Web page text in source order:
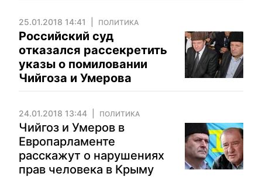
25.01.2018 14:41 ПОЛИТИКА
Российский суд
отказался рассекретить
указы о помиловании
Чийгоза и Умерова
24.01.2018 13:44 ПОЛИТИКА
Чийгоз и Умеров в
Европарламенте
расскажут о нарушениях
прав человека в Крыму